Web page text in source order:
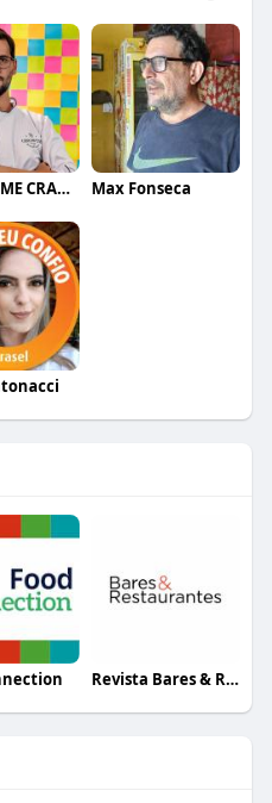
GUILHERME CRAMER BALLE Max Fonseca
Revista Bares & Restaurantes